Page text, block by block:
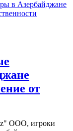
от
ООО, игроки